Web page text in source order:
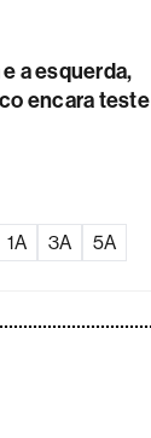
a esquerda,
encara teste
1A 3A 5A